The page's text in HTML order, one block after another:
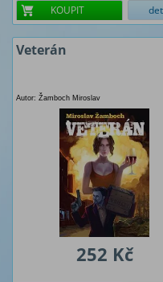
KOUPIT
Veterán
Autor: Žamboch Miroslav
252 Kč